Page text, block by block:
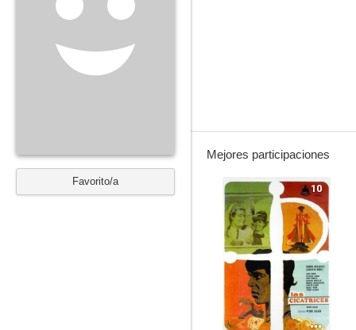
Favorito/a
Mejores participaciones
10